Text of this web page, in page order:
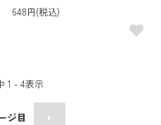
648円(税込)
1 - 4表示
ジ目